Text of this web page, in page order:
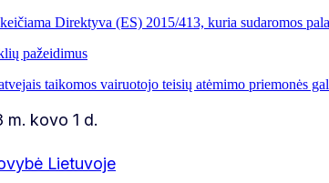
Direktyva (ES) 2015/413, kuria sudaromos
pažeidimus
taikomos vairuotojo teisių atėmimo priemonės
m. kovo 1 d.
Lietuvoje